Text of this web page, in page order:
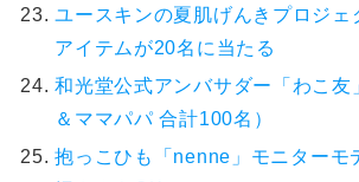
ユースキンの夏肌げんきプロジェ
アイテムが20名に当たる
和光堂公式アンバサダー「わこ友
＆ママパパ 合計100名）
抱っこひも「nenne」モニターモ